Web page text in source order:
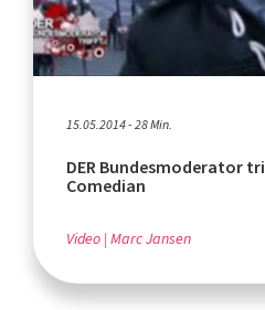
15.05.2014 - 28 Min.
DER Bundesmoderator
Comedian
Video Marc Jansen